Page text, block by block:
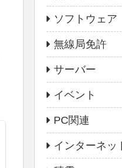
ソフトウェ
無線局免許
サーバー
イベント
PC関連
インターネッ